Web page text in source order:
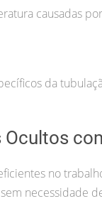
causadas
da
no
sem necessidade